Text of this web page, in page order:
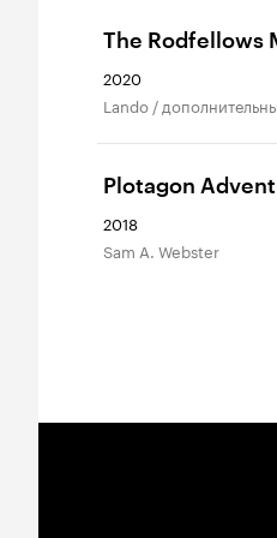
The Rodfellows
2020
Lando /
Plotagon
2018
Sam A. Webster